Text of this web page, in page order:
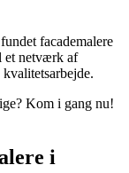
facademalere
et netværk af
Kom i gang nu!
i